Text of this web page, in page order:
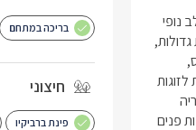
בריכה במתחם
חיצוני
פינת ברביקיו